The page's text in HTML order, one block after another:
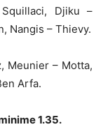
Djiku –
Nangis – Thievy.
Meunier – Motta,
Arfa.
1.35.